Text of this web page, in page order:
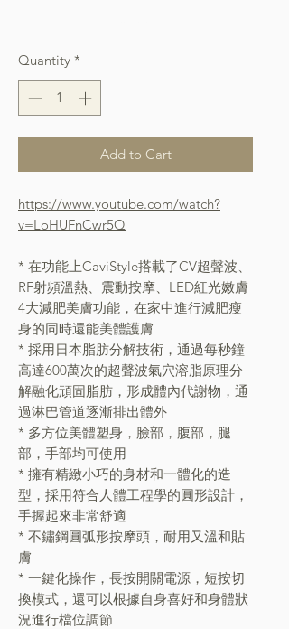
Quantity *
Add to Cart
https://www.youtube.com/watch?
v=LoHUFnCwr5Q
* 在功能上CaviStyle搭載了CV超聲波、
RF射頻溫熱、震動按摩、LED紅光嫩膚
4大減肥美膚功能，在家中進行減肥瘦
身的同時還能美體護膚
* 採用日本脂肪分解技術，通過每秒鐘
高達600萬次的超聲波氣穴溶脂原理分
解融化頑固脂肪，形成體內代謝物，通
過淋巴管道逐漸排出體外
* 多方位美體塑身，臉部，腹部，腿
部，手部均可使用
* 擁有精緻小巧的身材和一體化的造
型，採用符合人體工程學的圓形設計，
手握起來非常舒適
* 不鏽鋼圓弧形按摩頭，耐用又溫和貼
膚
* 一鍵化操作，長按開關電源，短按切
換模式，還可以根據自身喜好和身體狀
況進行檔位調節